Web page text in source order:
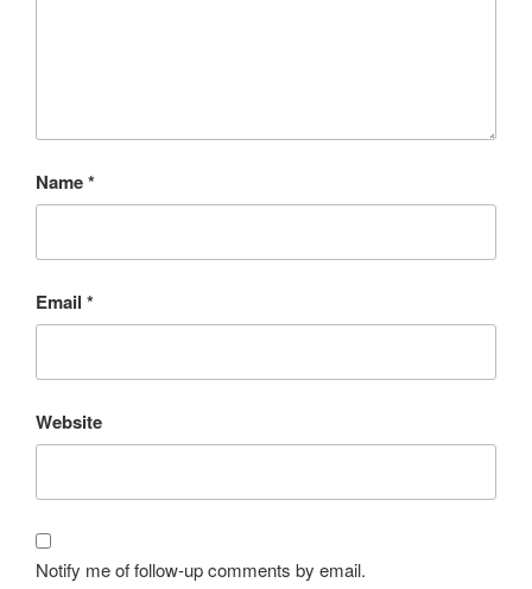
Name*
Email *
Website
Notify me of follow-up comments by email.